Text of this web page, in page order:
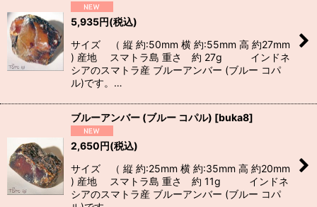
5,935円(税込)
サイズ （ 縦 約:50mm 横 約:55mm 高 約27mm
) 産地 スマトラ島 重さ 約 27g インドネ
シアのスマトラ産 ブルーアンバー (ブルー コパ
ル)です。…
ブルーアンバー (ブルー コパル) [buka8]
2,650円(税込)
サイズ （ 縦 約:25mm 横 約:35mm 高 約20mm
) 産地 スマトラ島 重さ 約 11g インドネ
シアのスマトラ産 ブルーアンバー (ブルー コパ